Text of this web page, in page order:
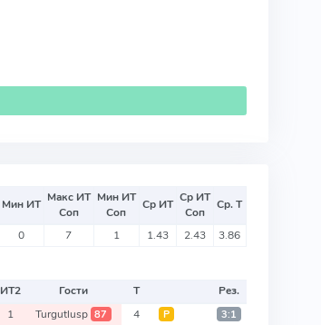
Мин ИТ Макс ИТ
Соп
Мин ИТ
Соп
Ср ИТ Ср ИТ
Соп
Ср. Т
0 7 1 1.43 2.43 3.86
ИТ2 Гости Т
Рез.
1 Turgutlusp 87 4 Р 3:1